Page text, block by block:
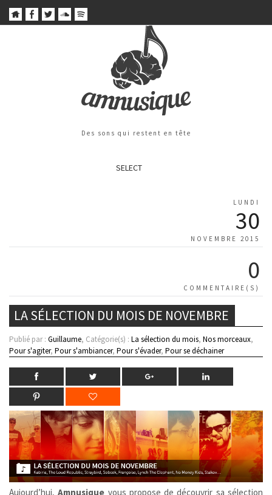
Des sons qui restent en tête
SELECT
LUNDI
30
NOVEMBRE 2015
0
COMMENTAIRE(S)
LA SÉLECTION DU MOIS DE NOVEMBRE
Publié par : Guillaume, Catégorie(s) : La sélection du mois, Nos morceaux,
Pour s'agiter, Pour s'ambiancer, Pour s'évader, Pour se déchainer
Aujourd’hui,Amnusique vous propose de découvrir sa sélection